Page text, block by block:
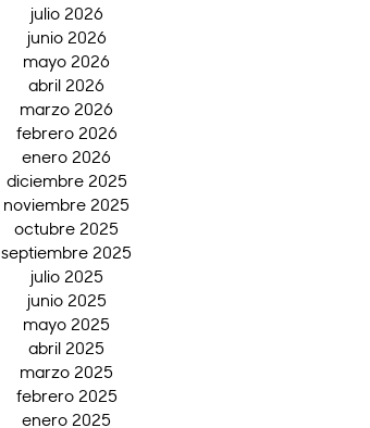
julio 2026
junio 2026
mayo 2026
abril 2026
marzo 2026
febrero 2026
enero 2026
diciembre 2025
noviembre 2025
octubre 2025
septiembre 2025
julio 2025
junio 2025
mayo 2025
abril 2025
marzo 2025
febrero 2025
enero 2025